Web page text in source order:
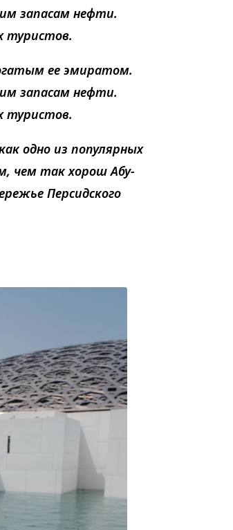
запасам нефти.
туристов.
ее эмиратом.
запасам нефти.
туристов.
одно из популярных
чем так хорош Абу-
Персидского